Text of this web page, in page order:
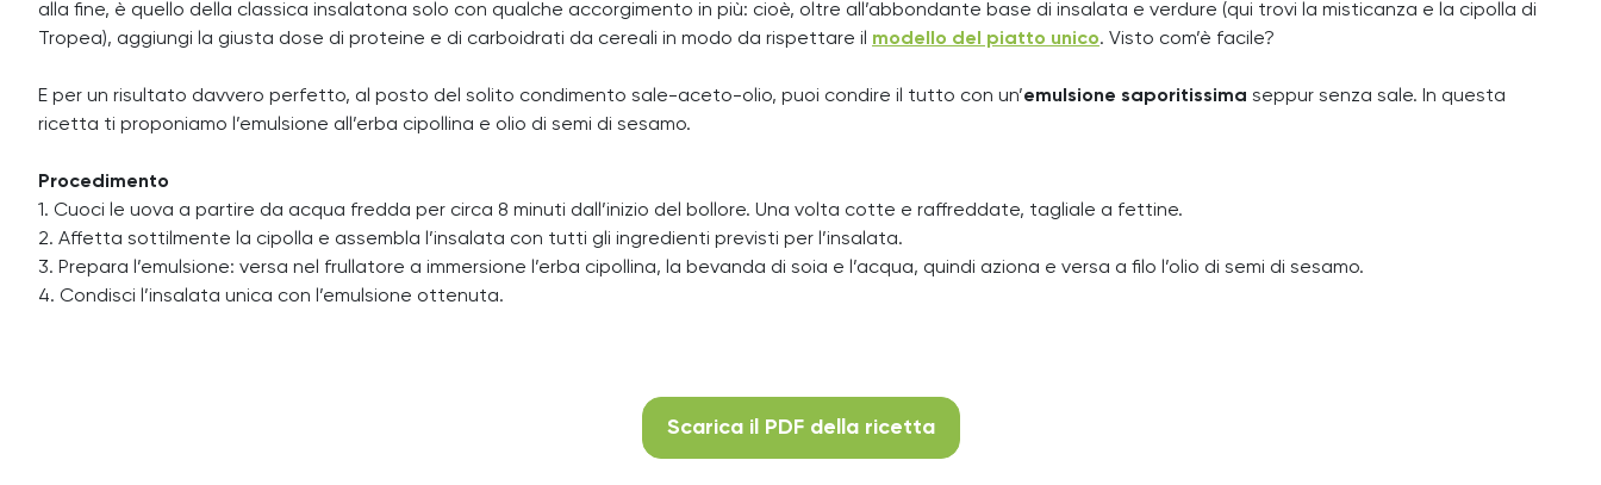
alla fine, è quello della classica insalatona solo con qualche accorgimento in più: cioè, oltre all’abbondante base di insalata e verdure (qui trovi la misticanza e la cipolla di
Tropea), aggiungi la giusta dose di proteine e di carboidrati da cereali in modo da rispettare il modello del piatto unico. Visto com’è facile?
E per un risultato davvero perfetto, al posto del solito condimento sale-aceto-olio, puoi condire il tutto con un’emulsione saporitissima seppur senza sale. In questa
ricetta ti proponiamo l’emulsione all’erba cipollina e olio di semi di sesamo.
Procedimento
1. Cuoci le uova a partire da acqua fredda per circa 8 minuti dall’inizio del bollore. Una volta cotte e raffreddate, tagliale a fettine.
2. Affetta sottilmente la cipolla e assembla l’insalata con tutti gli ingredienti previsti per l’insalata.
3. Prepara l’emulsione: versa nel frullatore a immersione l’erba cipollina, la bevanda di soia e l’acqua, quindi aziona e versa a filo l’olio di semi di sesamo.
4. Condisci l’insalata unica con l’emulsione ottenuta.
Scarica il PDF della ricetta